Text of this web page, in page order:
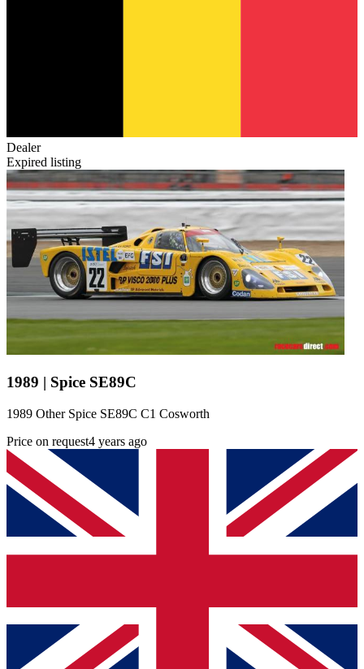
Dealer
Expired listing
1989 | Spice SE89C
1989 Other Spice SE89C C1 Cosworth
Price on request4 years ago